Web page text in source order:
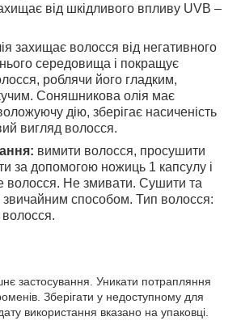
від шкідливого впливу UVB –
захищає волосся від негативного
середовища і покращує
роблячи його гладким,
Соняшникова олія має
дію, зберігає насиченість
вигляд волосся.
вимити волосся, просушити
за допомогою ножиць 1 капсулу і
волосся. Не змивати. Сушити та
звичайним способом. Тип волосся:
застосування. Уникати потрапляння
Зберігати у недоступному для
використання вказано на упаковці.